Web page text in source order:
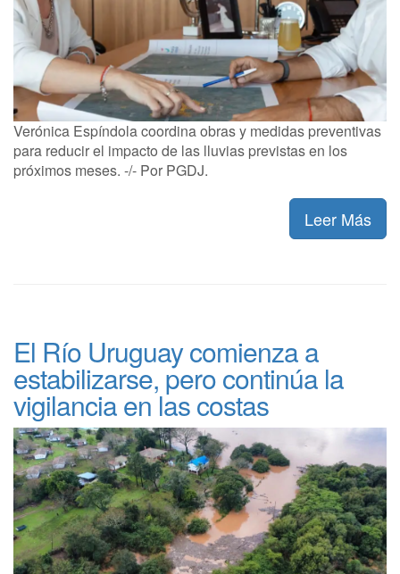
Verónica Espíndola coordina obras y medidas preventivas
para reducir el impacto de las lluvias previstas en los
próximos meses. -/- Por PGDJ.
Leer Más
El Río Uruguay comienza a
estabilizarse, pero continúa la
vigilancia en las costas